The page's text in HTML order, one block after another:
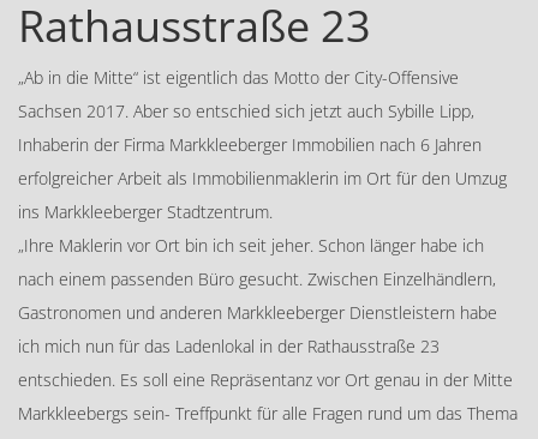
Rathausstraße 23
„Ab in die Mitte“ ist eigentlich das Motto der City-Offensive
Sachsen 2017. Aber so entschied sich jetzt auch Sybille Lipp,
Inhaberin der Firma Markkleeberger Immobilien nach 6 Jahren
erfolgreicher Arbeit als Immobilienmaklerin im Ort für den Umzug
ins Markkleeberger Stadtzentrum.
„Ihre Maklerin vor Ort bin ich seit jeher. Schon länger habe ich
nach einem passenden Büro gesucht. Zwischen Einzelhändlern,
Gastronomen und anderen Markkleeberger Dienstleistern habe
ich mich nun für das Ladenlokal in der Rathausstraße 23
entschieden. Es soll eine Repräsentanz vor Ort genau in der Mitte
Markkleebergs sein- Treffpunkt für alle Fragen rund um das Thema